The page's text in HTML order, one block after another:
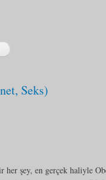
Seks)
her şey, en gerçek haliyle